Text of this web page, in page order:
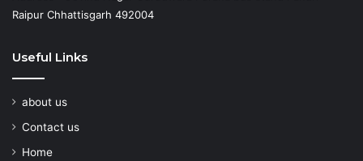
Raipur Chhattisgarh 492004
Useful Links
about us
Contact us
Home